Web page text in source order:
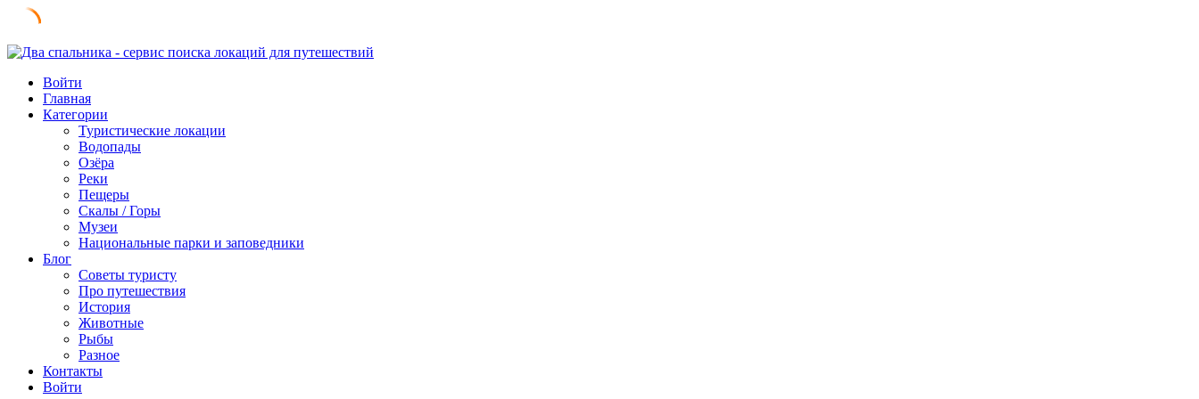
Skip
contentВойти
Главная
Категории
Туристические локации
Водопады
Озёра
Реки
Пещеры
Скалы / Горы
Музеи
Национальные парки и заповедники
Блог
Советы туристу
Про путешествия
История
Животные
Рыбы
Разное
Контакты
Войти